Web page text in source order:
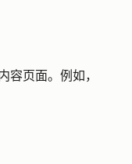
容页面。例如，